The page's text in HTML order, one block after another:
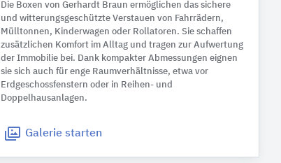
Die Boxen von Gerhardt Braun ermöglichen das sichere
und witterungsgeschützte Verstauen von Fahrrädern,
Mülltonnen, Kinderwagen oder Rollatoren. Sie schaffen
zusätzlichen Komfort im Alltag und tragen zur Aufwertung
der Immobilie bei. Dank kompakter Abmessungen eignen
sie sich auch für enge Raumverhältnisse, etwa vor
Erdgeschossfenstern oder in Reihen- und
Doppelhausanlagen.
Galerie starten